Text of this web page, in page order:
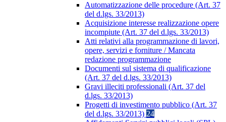
Automatizzazione delle procedure (Art. 37
del d.lgs. 33/2013)
Acquisizione interesse realizzazione opere
incompiute (Art. 37 del d.lgs. 33/2013)
Atti relativi alla programmazione di lavori,
opere, servizi e forniture / Mancata
redazione programmazione
Documenti sul sistema di qualificazione
(Art. 37 del d.lgs. 33/2013)
Gravi illeciti professionali (Art. 37 del
d.lgs. 33/2013)
Progetti di investimento pubblico (Art. 37
del d.lgs. 33/2013) 24